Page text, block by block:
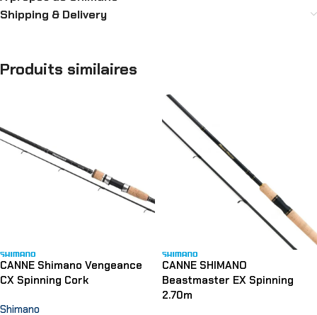
Shipping & Delivery
Produits similaires
CANNE Shimano Vengeance
CX Spinning Cork
Shimano
CANNE SHIMANO
Beastmaster EX Spinning
2.70m